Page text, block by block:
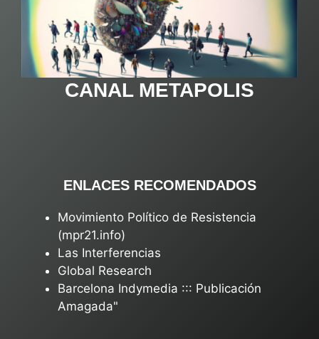
CANAL METAPOLIS
ENLACES RECOMENDADOS
Movimiento Político de Resistencia
(mpr21.info)
Las Interferencias
Global Research
Barcelona Indymedia ::: Publicación
Amagada"